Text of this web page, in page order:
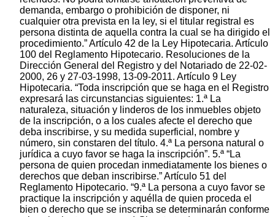
demanda, embargo o prohibición de disponer, ni
cualquier otra prevista en la ley, si el titular registral es
persona distinta de aquella contra la cual se ha dirigido el
procedimiento.” Artículo 42 de la Ley Hipotecaria. Artículo
100 del Reglamento Hipotecario. Resoluciones de la
Dirección General del Registro y del Notariado de 22-02-
2000, 26 y 27-03-1998, 13-09-2011. Artículo 9 Ley
Hipotecaria. “Toda inscripción que se haga en el Registro
expresará las circunstancias siguientes: 1.ª La
naturaleza, situación y linderos de los inmuebles objeto
de la inscripción, o a los cuales afecte el derecho que
deba inscribirse, y su medida superficial, nombre y
número, sin constaren del título. 4.ª La persona natural o
jurídica a cuyo favor se haga la inscripción”. 5.ª “La
persona de quien procedan inmediatamente los bienes o
derechos que deban inscribirse.” Artículo 51 del
Reglamento Hipotecario. “9.ª La persona a cuyo favor se
practique la inscripción y aquélla de quien proceda el
bien o derecho que se inscriba se determinarán conforme